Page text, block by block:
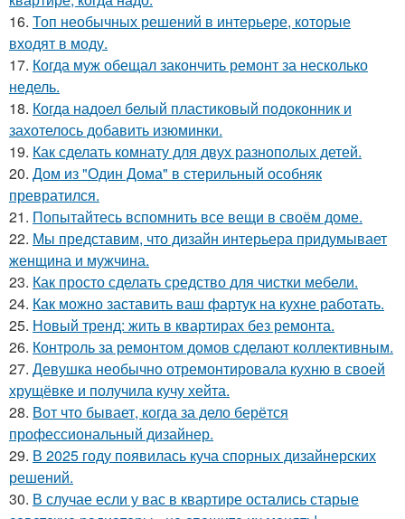
16. Топ необычных решений в интерьере, которые
входят в моду.
17. Когда муж обещал закончить ремонт за несколько
недель.
18. Когда надоел белый пластиковый подоконник и
захотелось добавить изюминки.
19. Как сделать комнату для двух разнополых детей.
20. Дом из "Один Дома" в стерильный особняк
превратился.
21. Попытайтесь вспомнить все вещи в своём доме.
22. Мы представим, что дизайн интерьера придумывает
женщина и мужчина.
23. Как просто сделать средство для чистки мебели.
24. Как можно заставить ваш фартук на кухне работать.
25. Новый тренд: жить в квартирах без ремонта.
26. Контроль за ремонтом домов сделают коллективным.
27. Девушка необычно отремонтировала кухню в своей
хрущёвке и получила кучу хейта.
28. Вот что бывает, когда за дело берётся
профессиональный дизайнер.
29. В 2025 году появилась куча спорных дизайнерских
решений.
30. В случае если у вас в квартире остались старые